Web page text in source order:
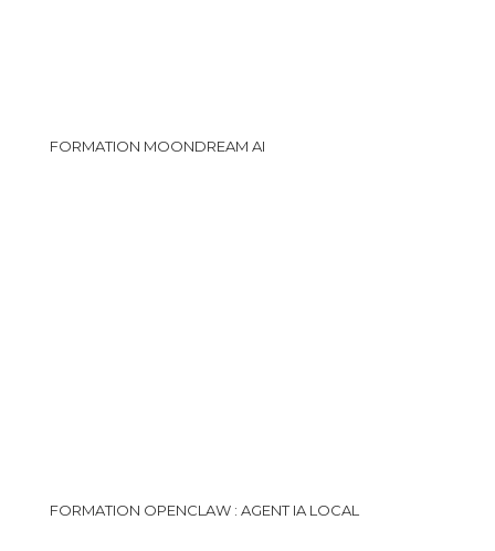
FORMATION MOONDREAM AI
FORMATION OPENCLAW : AGENT IA LOCAL